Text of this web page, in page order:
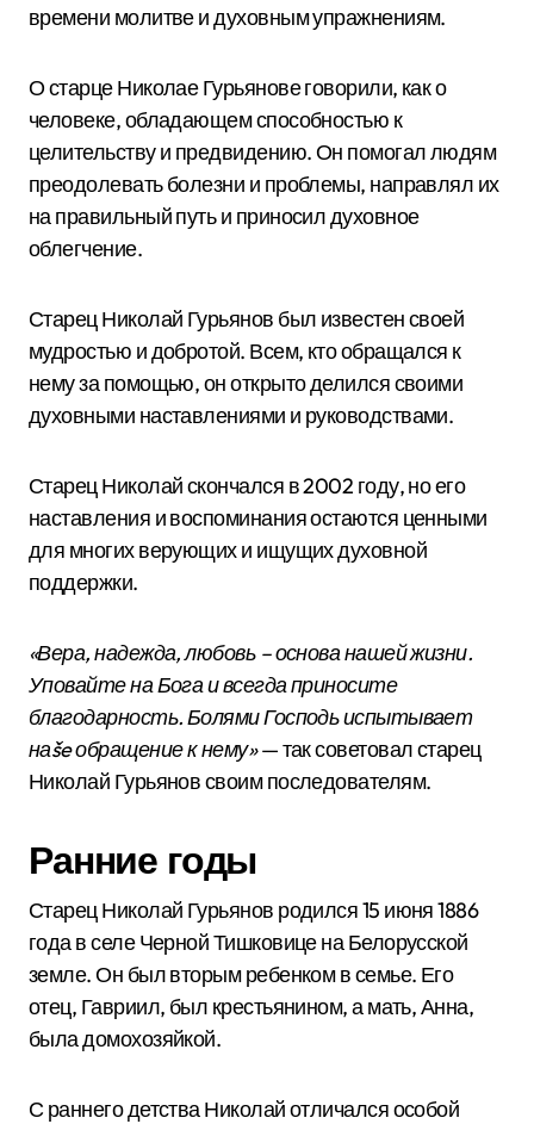
времени молитве и духовным упражнениям.
О старце Николае Гурьянове говорили, как о
человеке, обладающем способностью к
целительству и предвидению. Он помогал людям
преодолевать болезни и проблемы, направлял их
на правильный путь и приносил духовное
облегчение.
Старец Николай Гурьянов был известен своей
мудростью и добротой. Всем, кто обращался к
нему за помощью, он открыто делился своими
духовными наставлениями и руководствами.
Старец Николай скончался в 2002 году, но его
наставления и воспоминания остаются ценными
для многих верующих и ищущих духовной
поддержки.
«Вера, надежда, любовь – основа нашей жизни.
Уповайте на Бога и всегда приносите
благодарность. Болями Господь испытывает
наše обращение к нему»— так советовал старец
Николай Гурьянов своим последователям.
Ранние годы
Старец Николай Гурьянов родился 15 июня 1886
года в селе Черной Тишковице на Белорусской
земле. Он был вторым ребенком в семье. Его
отец, Гавриил, был крестьянином, а мать, Анна,
была домохозяйкой.
С раннего детства Николай отличался особой